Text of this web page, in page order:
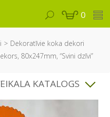
0
Dekoratīvie koka dekori
80x247mm, “Svini dzīvi”
KATALOGS